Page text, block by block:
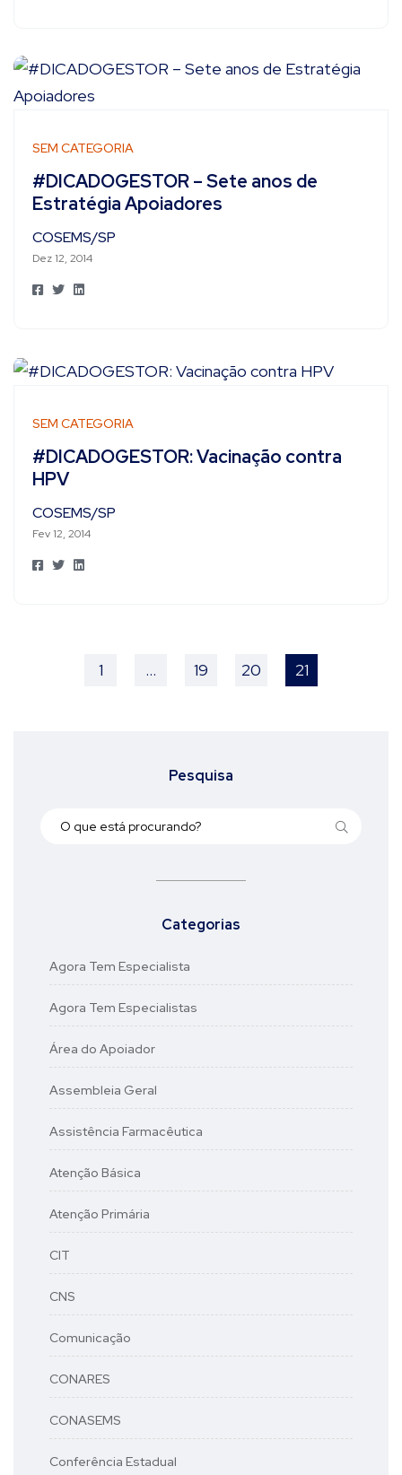
SEM CATEGORIA
#DICADOGESTOR – Sete anos de
Estratégia Apoiadores
COSEMS/SP
Dez 12, 2014
SEM CATEGORIA
#DICADOGESTOR: Vacinação contra
HPV
COSEMS/SP
Fev 12, 2014
1 … 19 20 21
Pesquisa
Categorias
Agora Tem Especialista
Agora Tem Especialistas
Área do Apoiador
Assembleia Geral
Assistência Farmacêutica
Atenção Básica
Atenção Primária
CIT
CNS
Comunicação
CONARES
CONASEMS
Conferência Estadual